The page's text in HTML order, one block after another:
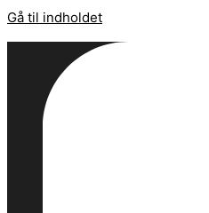
Gå til indholdet